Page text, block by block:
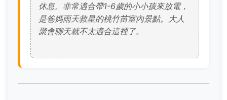
休息。非常適合帶1-6歲的小小孩來放電，
是爸媽雨天救星的桃竹苗室內景點。大人
聚會聊天就不太適合這裡了。